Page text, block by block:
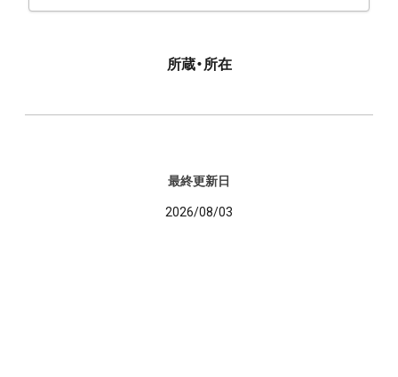
所蔵・所在
最終更新日
2026/08/03